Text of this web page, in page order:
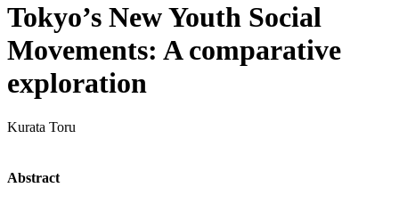
Tokyo’s New Youth Social
Movements: A comparative
exploration
Kurata Toru
Abstract